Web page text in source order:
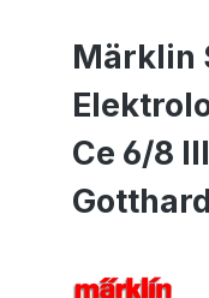
Märklin
Ce 6/8